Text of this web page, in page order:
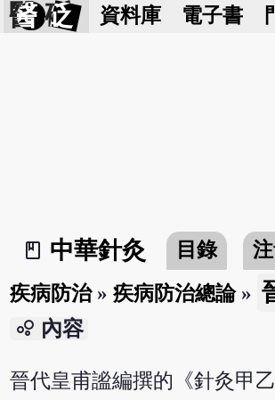
醫 砭 資料庫 電子書
book_2
中華針灸 目錄
疾病防治»疾病防治總論»
bubble_chart 內容
晉代皇甫謐編撰的《針灸甲